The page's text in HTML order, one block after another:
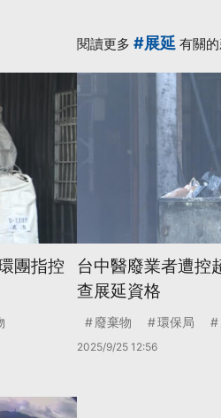
團指控
閱讀更多 #展延 有關
台中醫廢業者遭控
查展延資格
廢棄物 環保局
2025/9/25 12:56